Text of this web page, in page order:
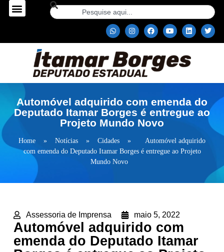
Automóvel adquirido com emenda do
Deputado Itamar Borges é entregue ao
Projeto Mundo Novo
Home » Notícias » Cidades »
Automóvel adquirido
com emenda do Deputado Itamar Borges é entregue ao Projeto
Mundo Novo
Assessoria de Imprensa maio 5, 2022
Automóvel adquirido com
emenda do Deputado Itamar